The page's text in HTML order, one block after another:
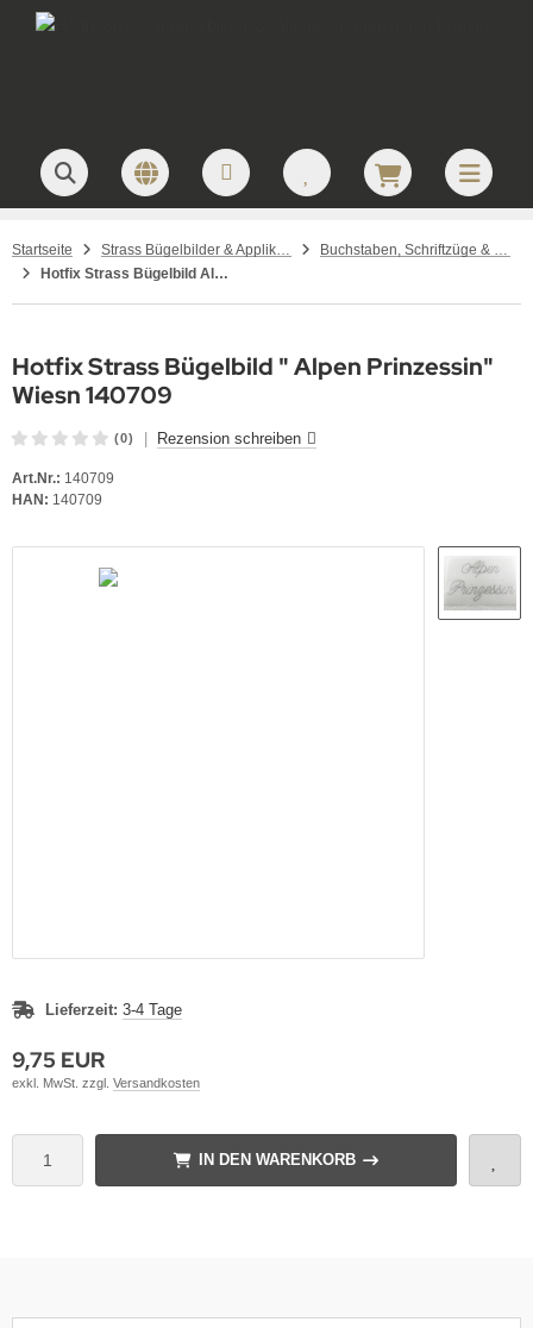
Startseite Strass Bügelbilder & Applikationen zum Aufbügeln
Buchstaben, Schriftzüge & Namen – Strass Bügelbilder
Hotfix Strass Bügelbild Alpen Prinzessin Wiesn 140709
Hotfix Strass Bügelbild " Alpen Prinzessin"
Wiesn 140709
(0) Rezension schreiben
Art.Nr.: 140709
HAN: 140709
Lieferzeit: 3-4 Tage
9,75 EUR
exkl. MwSt. zzgl. Versandkosten
IN DEN WARENKORB